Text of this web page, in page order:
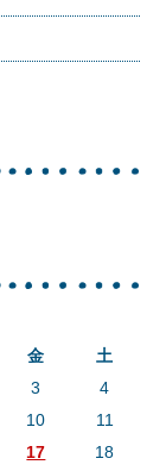
金 土
3
4
10
11
17
18